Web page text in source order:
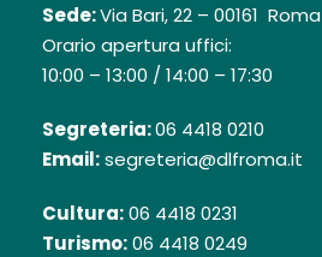
Sede:Via Bari, 22 – 00161 Roma
Orario apertura uffici:
10:00 – 13:00 / 14:00 – 17:30
Segreteria:06 4418 0210
Email:segreteria@dlfroma.it
Cultura:06 4418 0231
Turismo:06 4418 0249